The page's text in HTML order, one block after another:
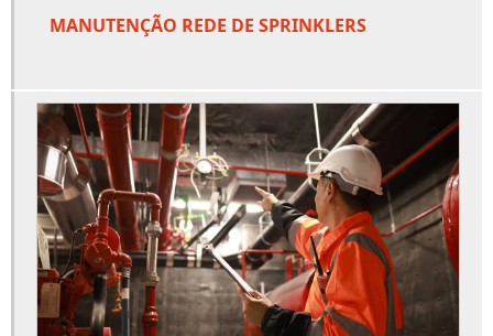
Extintor de água preço
Extintor pqs abc 6kg
Extintor recarga preço
Extintores industriais
Fornecedor de corrimão
Fornecedor de porta corta fogo
MANUTENÇÃO REDE DE SPRINKLERS